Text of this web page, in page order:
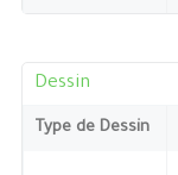
Dessin
Type de Dessin